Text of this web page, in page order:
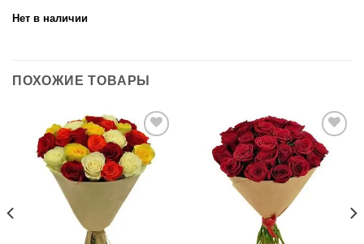
Нет в наличии
ПОХОЖИЕ ТОВАРЫ
В
избранное
В
избранное